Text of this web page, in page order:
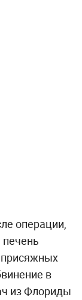
операции,
в
из Флориды